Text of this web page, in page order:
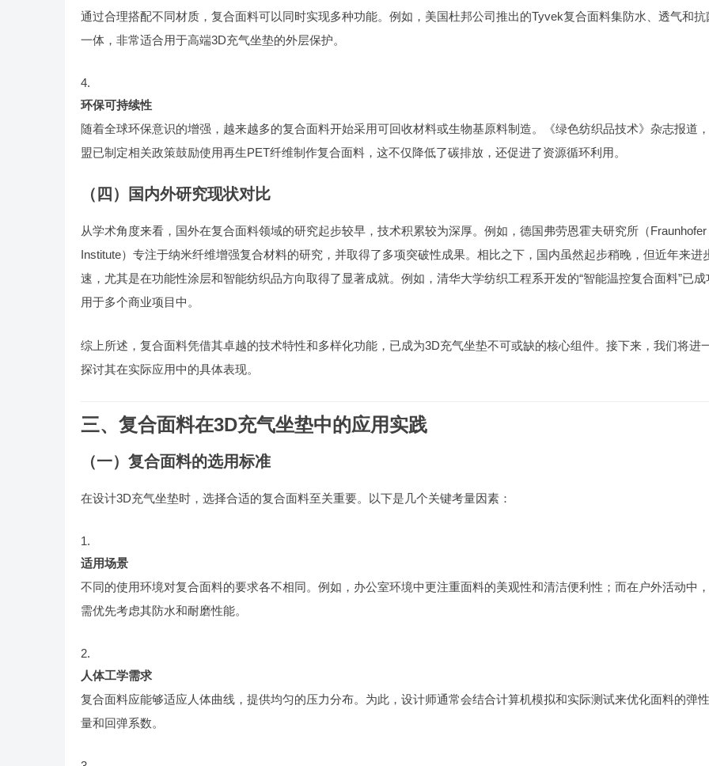
通过合理搭配不同材质，复合面料可以同时实现多种功能。例如，美国杜邦公司推出的Tyvek复合面料集防水、透气和抗
一体，非常适合用于高端3D充气坐垫的外层保护。
环保可持续性
随着全球环保意识的增强，越来越多的复合面料开始采用可回收材料或生物基原料制造。《绿色纺织品技术》杂志报道
盟已制定相关政策鼓励使用再生PET纤维制作复合面料，这不仅降低了碳排放，还促进了资源循环利用。
（四）国内外研究现状对比
从学术角度来看，国外在复合面料领域的研究起步较早，技术积累较为深厚。例如，德国弗劳恩霍夫研究所（Fraunhofer
Institute）专注于纳米纤维增强复合材料的研究，并取得了多项突破性成果。相比之下，国内虽然起步稍晚，但近年来进
速，尤其是在功能性涂层和智能纺织品方向取得了显著成就。例如，清华大学纺织工程系开发的“智能温控复合面料”已成
用于多个商业项目中。
综上所述，复合面料凭借其卓越的技术特性和多样化功能，已成为3D充气坐垫不可或缺的核心组件。接下来，我们将进
探讨其在实际应用中的具体表现。
三、复合面料在3D充气坐垫中的应用实践
（一）复合面料的选用标准
在设计3D充气坐垫时，选择合适的复合面料至关重要。以下是几个关键考量因素：
适用场景
不同的使用环境对复合面料的要求各不相同。例如，办公室环境中更注重面料的美观性和清洁便利性；而在户外活动中，
需优先考虑其防水和耐磨性能。
人体工学需求
复合面料应能够适应人体曲线，提供均匀的压力分布。为此，设计师通常会结合计算机模拟和实际测试来优化面料的弹
量和回弹系数。